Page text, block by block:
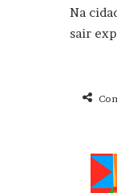
Na
sair